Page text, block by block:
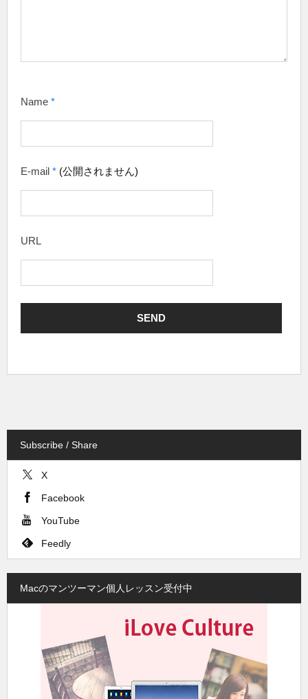
Name *
E-mail * (公開されません)
URL
Subscribe / Share
X
Facebook
YouTube
Feedly
Macのマンツーマン個人レッスン受付中